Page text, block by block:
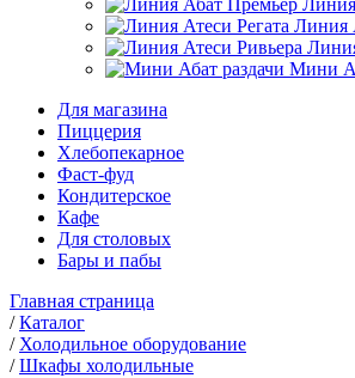
Линия
Мини
Для магазина
Пиццерия
Хлебопекарное
Фаст-фуд
Кондитерское
Кафе
Для столовых
Бары и пабы
Главная страница
/Каталог
/ Холодильное оборудование
/Шкафы холодильные